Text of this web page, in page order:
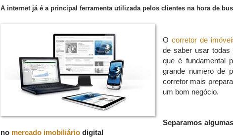
A internet já é a principal ferramenta utilizada pelos clientes na hora de
Ocorretor de
de saber usar todas
que é fundamental
grande numero de
corretor mais
um bom negócio.
Separamos
no mercado imobiliário digital